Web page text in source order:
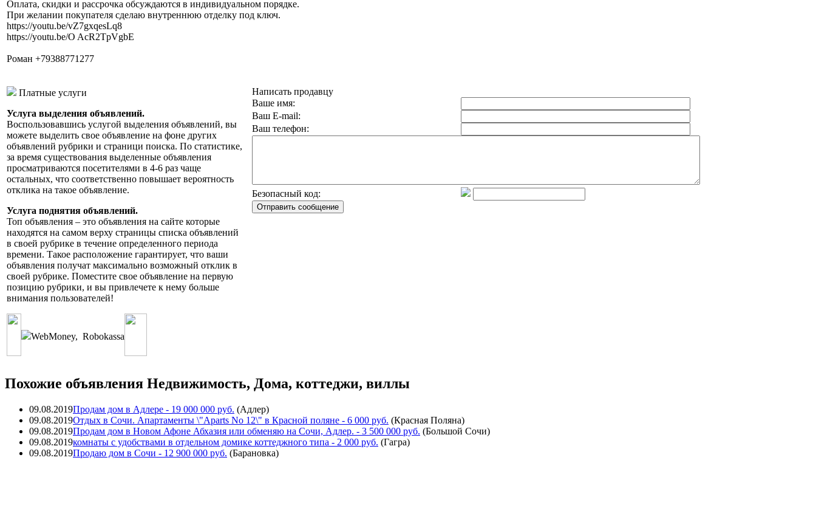
Оплата, скидки и рассрочка обсуждаются в индивидуальном порядке.
При желании покупателя сделаю внутреннюю отделку под ключ.
https://youtu.be/vZ7gxqesLq8
https://youtu.be/O AcR2TpVgbE
Роман +79388771277
Платные услуги
Услуга выделения объявлений.
Воспользовавшись услугой выделения объявлений, вы
можете выделить свое объявление на фоне других
объявлений рубрики и страници поиска. По статистике,
за время существования выделенные объявления
просматриваются посетителями в 4-6 раз чаще
остальных, что соответственно повышает вероятность
отклика на такое объявление.
Услуга поднятия объявлений.
Топ объявления – это объявления на сайте которые
находятся на самом верху страницы списка объявлений
в своей рубрике в течение определенного периода
времени. Такое расположение гарантирует, что ваши
объявления получат максимально возможный отклик в
своей рубрике. Поместите свое объявление на первую
позицию рубрики, и вы привлечете к нему больше
внимания пользователей!
WebMoney, Robokassa
Написать продавцу
Ваше имя:
Ваш E-mail:
Ваш телефон:
Безопасный код:
Похожие объявления Недвижимость, Дома, коттеджи, виллы
09.08.2019Продам дом в Адлере - 19 000 000 руб. (Адлер)
09.08.2019Отдых в Сочи. Апартаменты \"Aparts No 12\" в Красной поляне - 6 000 руб. (Красная Поляна)
09.08.2019Продам дом в Новом Афоне Абхазия или обменяю на Сочи, Адлер. - 3 500 000 руб. (Большой Сочи)
09.08.2019комнаты с удобствами в отдельном домике коттеджного типа - 2 000 руб. (Гагра)
09.08.2019Продаю дом в Сочи - 12 900 000 руб. (Барановка)